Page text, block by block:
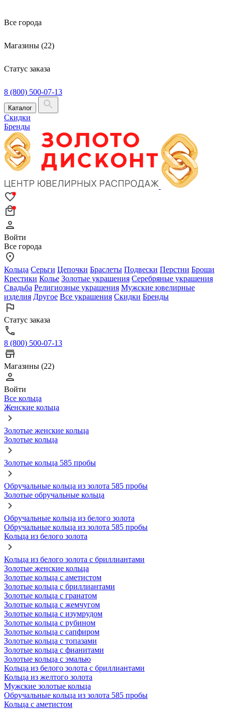
Все города
Магазины (22)
Статус заказа
8 (800) 500-07-13
Каталог
Скидки
Бренды
Войти
Все города
Кольца Серьги Цепочки Браслеты Подвески Перстни Броши
Крестики Колье Золотые украшения Серебряные украшения
Свадьба Религиозные украшения Мужские ювелирные
изделия Другое Все украшения Скидки Бренды
Статус заказа
8 (800) 500-07-13
Магазины (22)
Войти
Все кольца
Женские кольца
Золотые женские кольца
Золотые кольца
Золотые кольца 585 пробы
Обручальные кольца из золота 585 пробы
Золотые обручальные кольца
Обручальные кольца из белого золота
Обручальные кольца из золота 585 пробы
Кольца из белого золота
Кольца из белого золота с бриллиантами
Золотые женские кольца
Золотые кольца с аметистом
Золотые кольца с бриллиантами
Золотые кольца с гранатом
Золотые кольца с жемчугом
Золотые кольца с изумрудом
Золотые кольца с рубином
Золотые кольца с сапфиром
Золотые кольца с топазами
Золотые кольца с фианитами
Золотые кольца с эмалью
Кольца из белого золота с бриллиантами
Кольца из желтого золота
Мужские золотые кольца
Обручальные кольца из золота 585 пробы
Кольца с аметистом